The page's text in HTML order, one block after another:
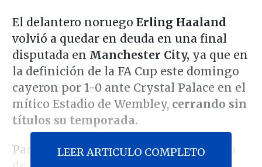
El delantero noruego Erling Haaland
volvió a quedar en deuda en una final
disputada en Manchester City, ya que en
la definición de la FA Cup este domingo
cayeron por 1-0 ante Crystal Palace en el
mítico Estadio de Wembley, cerrando sin
títulos su temporada.
Particularmente, el "Androide" fue uno
LEER ARTICULO COMPLETO